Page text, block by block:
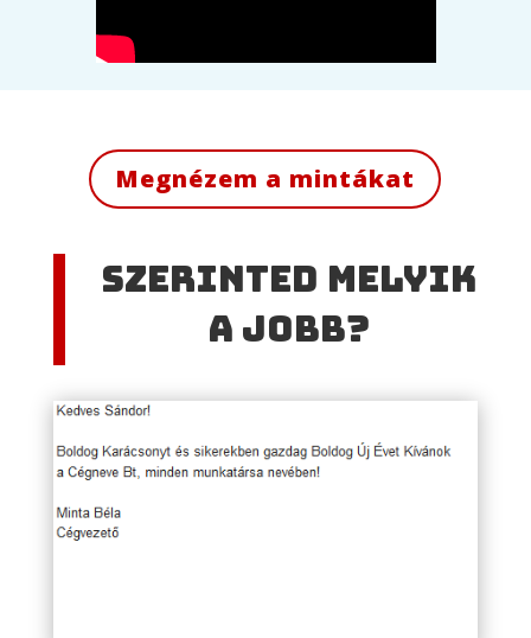
Megnézem a mintákat
Szerinted melyik
a jobb?